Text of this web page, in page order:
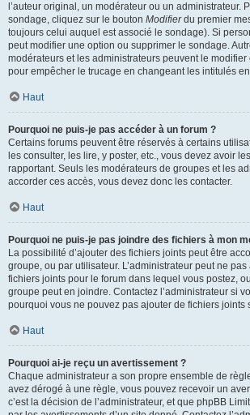
l’auteur original, un modérateur ou un administrateur.
sondage, cliquez sur le bouton Modifierdu premier
toujours celui auquel est associé le sondage). Si
peut modifier une option ou supprimer le sondage.
modérateurs et les administrateurs peuvent le modifier
pour empêcher le trucage en changeant les intitulés
Haut
Pourquoi ne puis-je pas accéder à un forum ?
Certains forums peuvent être réservés à certains
les consulter, les lire, y poster, etc., vous devez avoir
rapportant. Seuls les modérateurs de groupes et les
accorder ces accès, vous devez donc les contacter.
Haut
Pourquoi ne puis-je pas joindre des fichiers à mon
La possibilité d’ajouter des fichiers joints peut être
groupe, ou par utilisateur. L’administrateur peut ne pas
fichiers joints pour le forum dans lequel vous postez,
groupe peut en joindre. Contactez l’administrateur si
pourquoi vous ne pouvez pas ajouter de fichiers joints
Haut
Pourquoi ai-je reçu un avertissement ?
Chaque administrateur a son propre ensemble de
avez dérogé à une règle, vous pouvez recevoir un
c’est la décision de l’administrateur, et que phpBB